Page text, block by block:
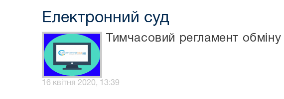
Електронний суд
Тимчасовий регламент
16 квітня 2020, 13:39